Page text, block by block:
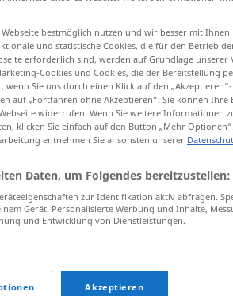
bestmöglich nutzen und wir besser mit Ihnen
und statistische Cookies, die für den Betrieb
erforderlich sind, werden auf Grundlage unserer
Cookies und Cookies, die der Bereitstellung
Sie uns durch einen Klick auf den
auf „Fortfahren ohne Akzeptieren“. Sie können
widerrufen. Wenn Sie weitere Informationen
klicken Sie einfach auf den Button „Mehr
entnehmen Sie ansonsten unserer
Daten, um Folgendes bereitzustellen:
zur Identifikation aktiv abfragen.
Gerät. Personalisierte Werbung und Inhalte,
und Entwicklung von Dienstleistungen.
Akzeptieren